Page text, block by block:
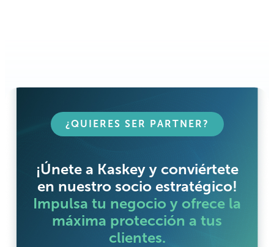
¿QUIERES SER PARTNER?
¡Únete a Kaskey y conviértete
en nuestro socio estratégico!
Impulsa tu negocio y ofrece la
máxima protección a tus
clientes.